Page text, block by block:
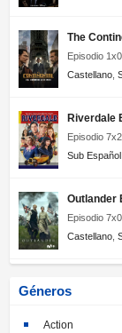
The
Episodio
Castellano
Riverdale
Episodio
Sub Español
Outlander
Episodio
Castellano
Géneros
Action